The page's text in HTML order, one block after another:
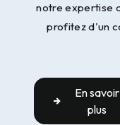
notre expertise
profitez d'un
En savoir
plus